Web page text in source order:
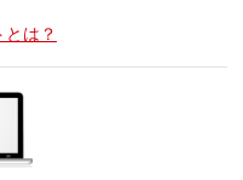
は？